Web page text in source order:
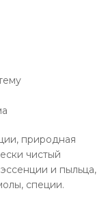
природная
чистый
и пыльца,
специи.